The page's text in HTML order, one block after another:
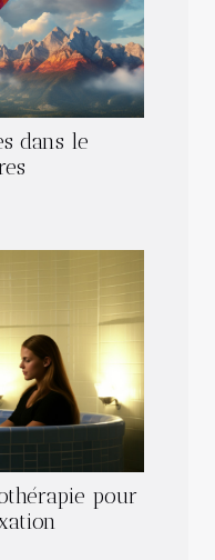
dans le
pour